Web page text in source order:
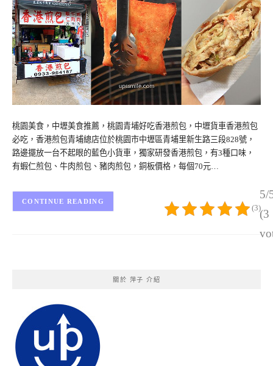
桃園美食，中壢美食推薦，桃園青埔好吃香港煎包，中壢貨車香港煎包
必吃，香港煎包青埔總店位於桃園市中壢區青埔里新生路三段828號，
路邊擺放一台不起眼的藍色小貨車，獨家研發香港煎包，有3種口味，
有蝦仁煎包、牛肉煎包、豬肉煎包，銅板價格，每個70元…
5/
(3
(3)
CONTINUE READING
關於 萍子 介紹